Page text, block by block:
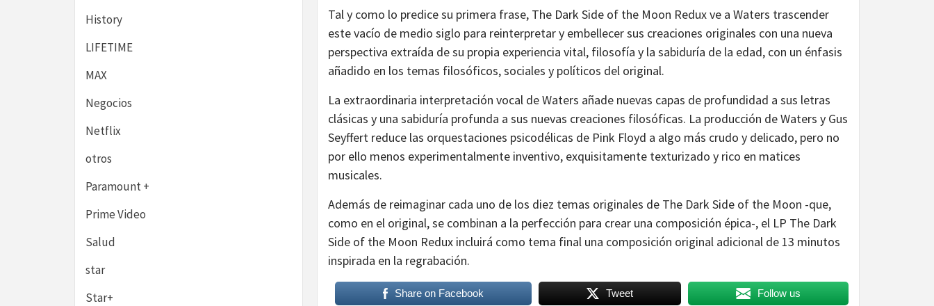
Tal y como lo predice su primera frase, The Dark Side of the Moon Redux ve a Waters trascender
este vacío de medio siglo para reinterpretar y embellecer sus creaciones originales con una nueva
perspectiva extraída de su propia experiencia vital, filosofía y la sabiduría de la edad, con un énfasis
añadido en los temas filosóficos, sociales y políticos del original.
La extraordinaria interpretación vocal de Waters añade nuevas capas de profundidad a sus letras
clásicas y una sabiduría profunda a sus nuevas creaciones filosóficas. La producción de Waters y Gus
Seyffert reduce las orquestaciones psicodélicas de Pink Floyd a algo más crudo y delicado, pero no
por ello menos experimentalmente inventivo, exquisitamente texturizado y rico en matices
musicales.
Además de reimaginar cada uno de los diez temas originales de The Dark Side of the Moon -que,
como en el original, se combinan a la perfección para crear una composición épica-, el LP The Dark
Side of the Moon Redux incluirá como tema final una composición original adicional de 13 minutos
inspirada en la regrabación.
Share on Facebook Tweet Follow us
History
LIFETIME
MAX
Negocios
Netflix
otros
Paramount +
Prime Video
Salud
star
Star+